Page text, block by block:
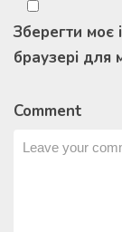
Зберегти моє
браузері для
Comment